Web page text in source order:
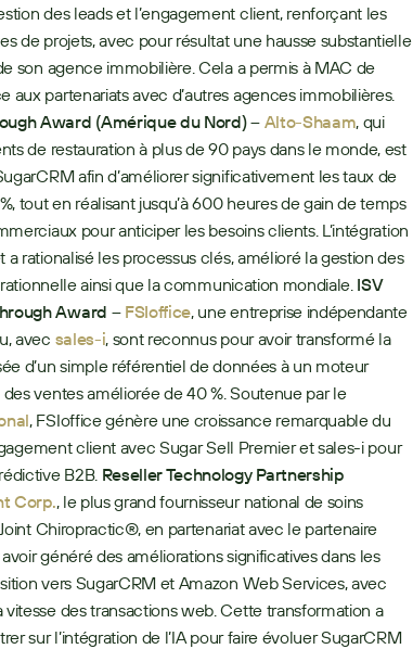
des leads et l’engagement client, renforçant les
de projets, avec pour résultat une hausse substantielle
son agence immobilière. Cela a permis à MAC de
Award (Amérique du Nord) – Alto-Shaam, qui
de restauration à plus de 90 pays dans le monde, est
afin d’améliorer significativement les taux de
tout en réalisant jusqu’à 600 heures de gain de temps
pour anticiper les besoins clients. L’intégration
rationalisé les processus clés, amélioré la gestion des
ainsi que la communication mondiale. ISV
Award – FSIoffice, une entreprise indépendante
avec sales-i, sont reconnus pour avoir transformé la
d’un simple référentiel de données à un moteur
ventes améliorée de 40 %. Soutenue par le
, FSIoffice génère une croissance remarquable du
client avec Sugar Sell Premier et sales-i pour
B2B. Reseller Technology Partnership
Corp., le plus grand fournisseur national de soins
Chiropractic®, en partenariat avec le partenaire
généré des améliorations significatives dans les
vers SugarCRM et Amazon Web Services, avec
des transactions web. Cette transformation a
sur l’intégration de l’IA pour faire évoluer SugarCRM